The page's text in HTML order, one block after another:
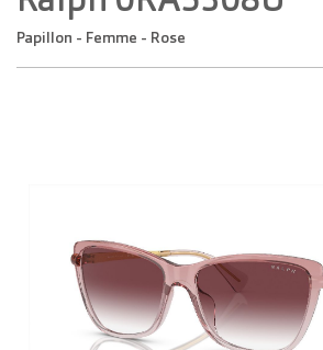
Papillon - Femme - Rose